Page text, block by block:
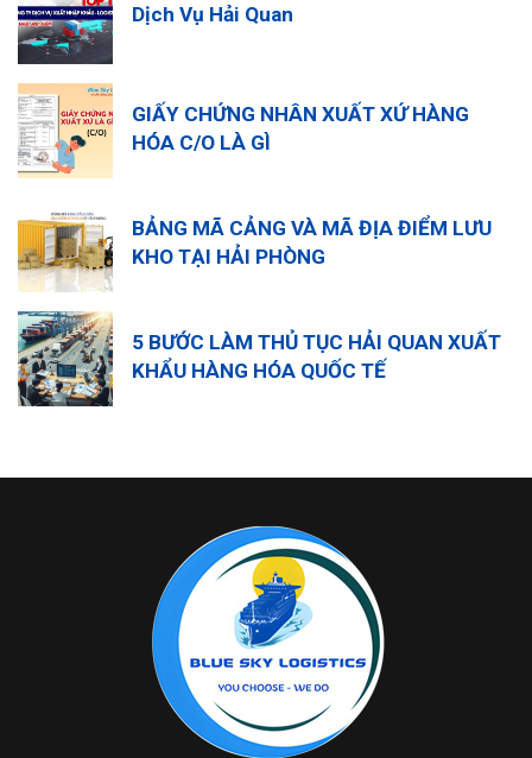
Dịch Vụ Hải Quan
GIẤY CHỨNG NHÂN XUẤT XỨ HÀNG
HÓA C/O LÀ GÌ
BẢNG MÃ CẢNG VÀ MÃ ĐỊA ĐIỂM LƯU
KHO TẠI HẢI PHÒNG
5 BƯỚC LÀM THỦ TỤC HẢI QUAN XUẤT
KHẨU HÀNG HÓA QUỐC TẾ